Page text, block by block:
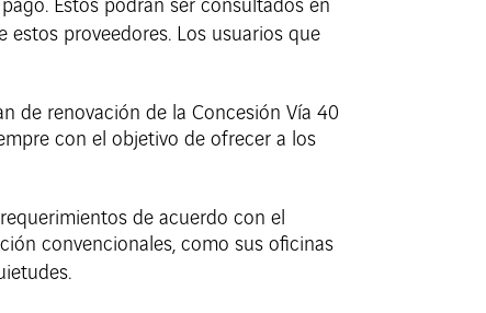
Estos podrán ser consultados en
proveedores. Los usuarios que
de renovación de la Concesión Vía 40
con el objetivo de ofrecer a los
de acuerdo con el
convencionales, como sus oficinas